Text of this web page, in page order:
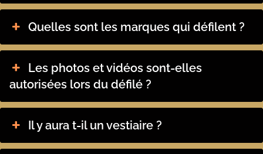
Quelles sont les marques qui défilent ?
Les photos et vidéos sont-elles
autorisées lors du défilé ?
Il y aura t-il un vestiaire ?